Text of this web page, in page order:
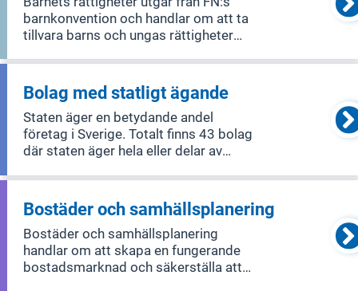
barnkonvention och handlar om att ta
tillvara barns och ungas rättigheter
omfattar alla verksamheter där barn är
berörda, till exempel
utbildningspolitiken,
migrationspolitiken, kultur
Bolag med statligt ägande
Staten äger en betydande andel
företag i Sverige. Totalt finns 43 bolag
där staten äger hela eller delar av
börsnoterade. Dessutom förvaltar
staten två stiftelser. Sammanlagt
sysselsätter de statligt ägda bolagen
omkring 1
Bostäder och samhällsplanering
Bostäder och samhällsplanering
handlar om att skapa en fungerande
bostadsmarknad och säkerställa att